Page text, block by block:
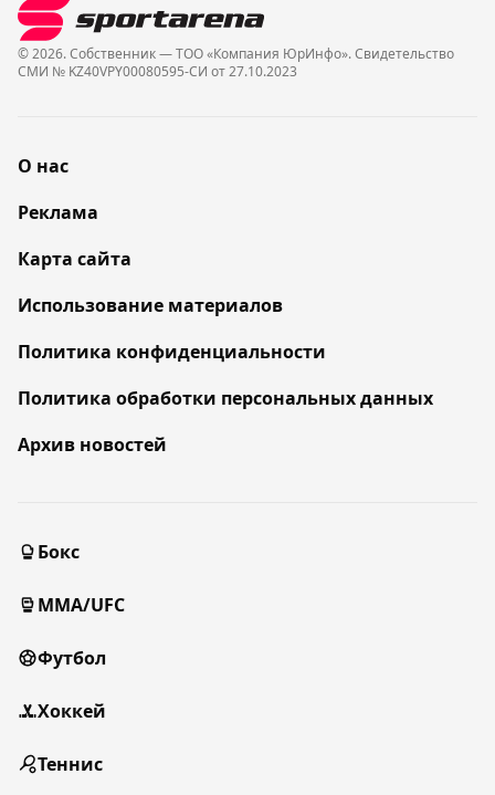
© 2026. Собственник — ТОО «Компания ЮрИнфо». Cвидетельство
СМИ № KZ40VPY00080595-СИ от 27.10.2023
О нас
Реклама
Карта сайта
Использование материалов
Политика конфиденциальности
Политика обработки персональных данных
Архив новостей
Бокс
MMA/UFC
Футбол
Хоккей
Теннис